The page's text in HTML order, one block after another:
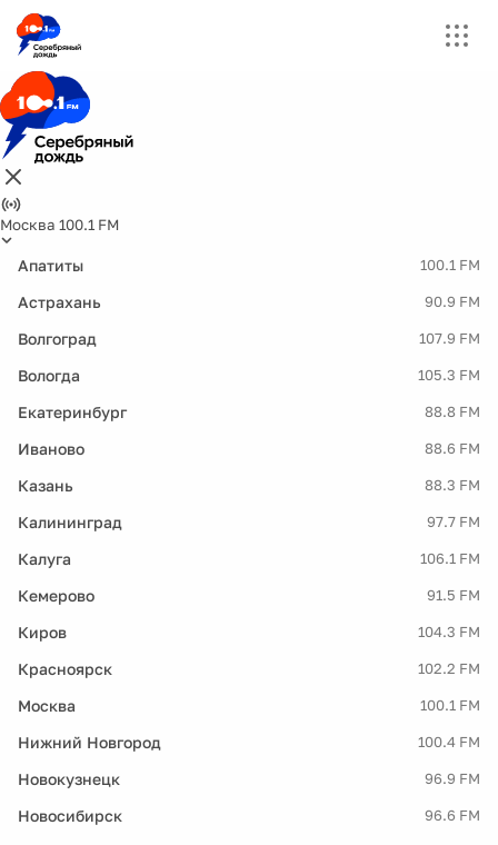
Москва 100.1 FM
Апатиты 100.1 FM
Астрахань 90.9 FM
Волгоград 107.9 FM
Вологда 105.3 FM
Екатеринбург 88.8 FM
Иваново 88.6 FM
Казань 88.3 FM
Калининград 97.7 FM
Калуга 106.1 FM
Кемерово 91.5 FM
Киров 104.3 FM
Красноярск 102.2 FM
Москва 100.1 FM
Нижний Новгород 100.4 FM
Новокузнецк 96.9 FM
Новосибирск 96.6 FM